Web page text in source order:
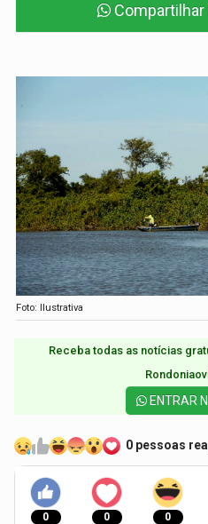
Foto: Ilustrativa
Receba todas as notícias
ENTRAR
0 pessoas
0 0 0